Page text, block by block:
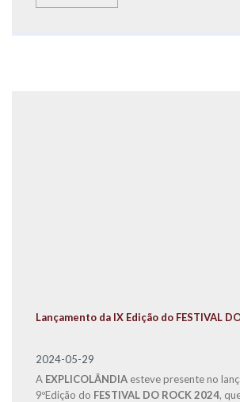
Lançamento da IX Edição do FESTIVAL
2024-05-29
A EXPLICOLÂNDIA esteve presente no
9ºEdição do FESTIVAL DO ROCK 2024,